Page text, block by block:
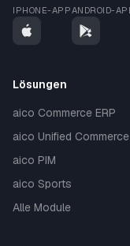
IPHONE-APPANDROID-
Lösungen
aico Commerce ERP
aico Unified Commerce
aico PIM
aico Sports
Alle Module